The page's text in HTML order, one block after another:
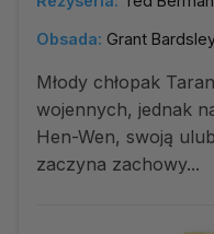
Obsada: Grant
Młody chłopak
wojennych, jednak
Hen-Wen, swoją
zaczyna zachowy...